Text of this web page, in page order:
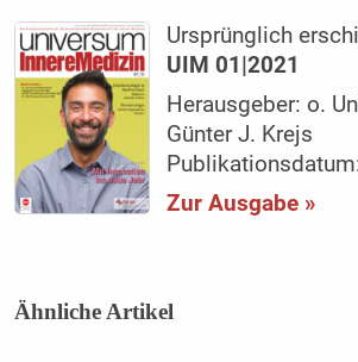
Ursprünglich
UIM 01|2021
Herausgeber: o.
Günter J. Krejs
Zur Ausgabe »
Ähnliche Artikel